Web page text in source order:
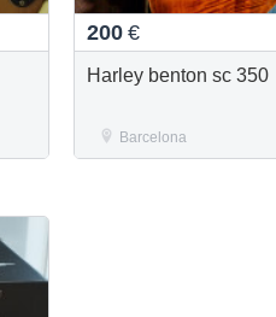
200 €
Harley benton sc 350
Barcelona